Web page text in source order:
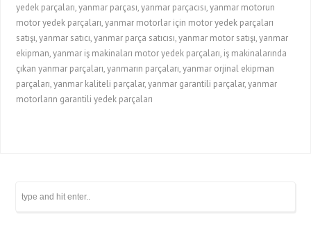
yedek parçaları, yanmar parçası, yanmar parçacısı, yanmar motorun
motor yedek parçaları, yanmar motorlar için motor yedek parçaları
satışı, yanmar satıcı, yanmar parça satıcısı, yanmar motor satışı, yanmar
ekipman, yanmar iş makinaları motor yedek parçaları, iş makinalarında
çıkan yanmar parçaları, yanmarın parçaları, yanmar orjinal ekipman
parçaları, yanmar kaliteli parçalar, yanmar garantili parçalar, yanmar
motorların garantili yedek parçaları